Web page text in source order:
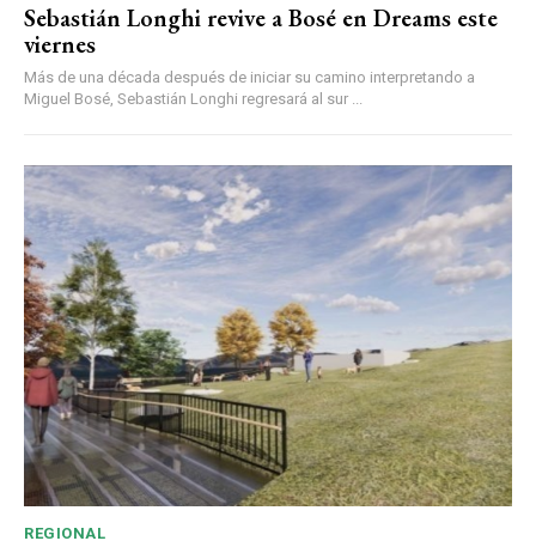
Sebastián Longhi revive a Bosé en Dreams este
viernes
Más de una década después de iniciar su camino interpretando a
Miguel Bosé, Sebastián Longhi regresará al sur ...
REGIONAL